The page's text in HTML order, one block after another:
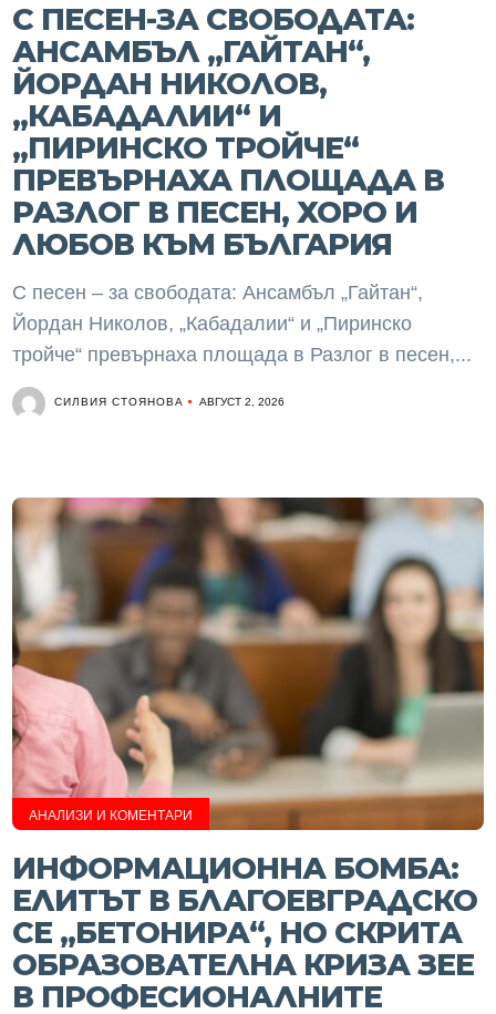
С ПЕСЕН-ЗА СВОБОДАТА:
АНСАМБЪЛ „ГАЙТАН“,
ЙОРДАН НИКОЛОВ,
„КАБАДАЛИИ“ И
„ПИРИНСКО ТРОЙЧЕ“
ПРЕВЪРНАХА ПЛОЩАДА В
РАЗЛОГ В ПЕСЕН, ХОРО И
ЛЮБОВ КЪМ БЪЛГАРИЯ
С песен – за свободата: Ансамбъл „Гайтан“,
Йордан Николов, „Кабадалии“ и „Пиринско
тройче“ превърнаха площада в Разлог в песен,...
СИЛВИЯ СТОЯНОВА АВГУСТ 2, 2026
АНАЛИЗИ И КОМЕНТАРИ
ИНФОРМАЦИОННА БОМБА:
ЕЛИТЪТ В БЛАГОЕВГРАДСКО
СЕ „БЕТОНИРА“, НО СКРИТА
ОБРАЗОВАТЕЛНА КРИЗА ЗЕЕ
В ПРОФЕСИОНАЛНИТЕ